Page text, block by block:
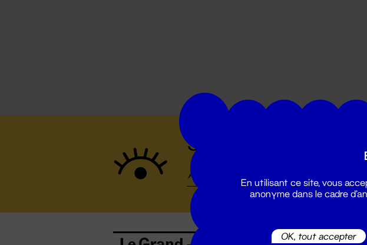
Suivez toutes les
Billetterie
En utilisant ce site, vous
anonyme dans le cadre
OK, tout accepter